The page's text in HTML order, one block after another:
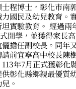
程博士，彰化市南
國民及幼兒教育。
實驗教育。 經過
開學，並獲得家長
擔任副校長。同年
請前宜寧高中校長陳
年7月正式獲彰
彰化縣鄉親最優質
。